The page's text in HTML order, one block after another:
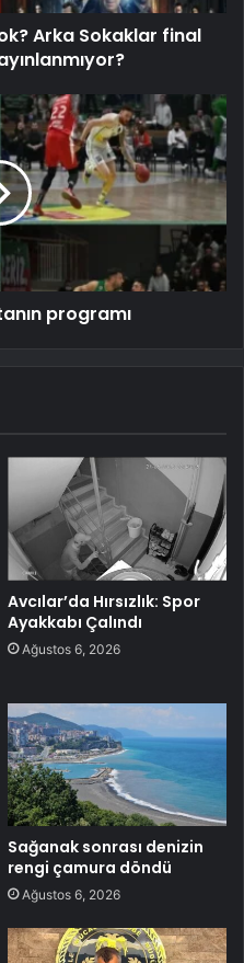
Arka Sokaklar final
programı
Avcılar’da Hırsızlık: Spor
Ayakkabı Çalındı
Ağustos 6, 2026
Sağanak sonrası denizin
rengi çamura döndü
Ağustos 6, 2026